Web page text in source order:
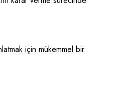
için mükemmel bir